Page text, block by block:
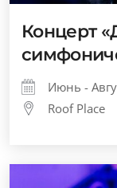
Концерт
Июнь -
Roof Place